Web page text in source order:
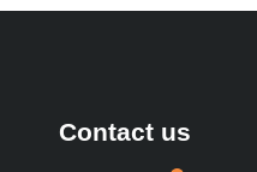
Contact us